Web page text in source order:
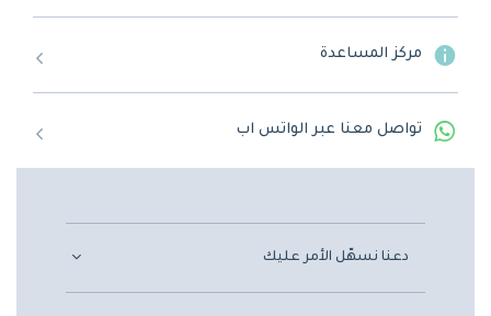
مركز المساعدة
تواصل معنا عبر الواتس اب
دعنا نسهّل الأمر عليك